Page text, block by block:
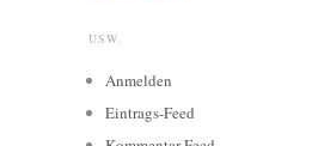
USW.
Anmelden
Eintrags-Feed